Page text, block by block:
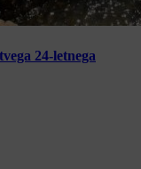
24-letnega